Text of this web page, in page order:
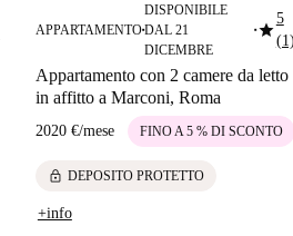
APPARTAMENTO■
DISPONIBILE
DAL 21
DICEMBRE
■star5
(1)
Appartamento con 2 camere da letto
in affitto a Marconi, Roma
2020 €/mese FINO A 5 % DI SCONTO
lock DEPOSITO PROTETTO
+info